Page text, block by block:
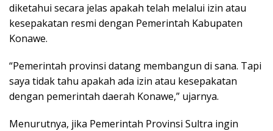
diketahui secara jelas apakah telah melalui izin atau
kesepakatan resmi dengan Pemerintah Kabupaten
Konawe.
“Pemerintah provinsi datang membangun di sana. Tapi
saya tidak tahu apakah ada izin atau kesepakatan
dengan pemerintah daerah Konawe,” ujarnya.
Menurutnya, jika Pemerintah Provinsi Sultra ingin